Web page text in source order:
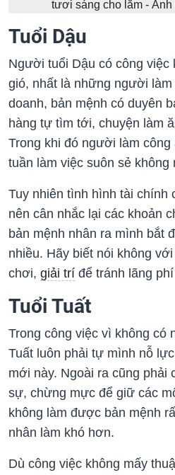
tươi sáng cho lắm - Ảnh
Tuổi Dậu
Người tuổi Dậu có công việc
gió, nhất là những người
doanh, bản mệnh có duyên
hàng tự tìm tới, chuyện làm
Trong khi đó người làm
tuần làm việc suôn sẻ không
Tuy nhiên tình hình tài chính
nên cân nhắc lại các khoản
bản mệnh nhân ra mình bắt
nhiều. Hãy biết nói không
chơi, giải trí để tránh lãng
Tuổi Tuất
Trong công việc vì không có
Tuất luôn phải tự mình nỗ
mới này. Ngoài ra cũng phải
sự, chừng mực để giữ các
không làm được bản mệnh
nhân làm khó hơn.
Dù công việc không mấy